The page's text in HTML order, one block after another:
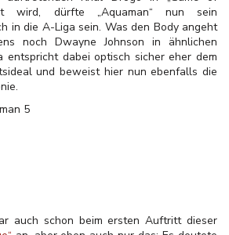
wird, dürfte „Aquaman“ nun sein
in die A-Liga sein. Was den Body angeht
noch Dwayne Johnson in ähnlichen
entspricht dabei optisch sicher eher dem
und beweist hier nun ebenfalls die
auch schon beim ersten Auftritt dieser